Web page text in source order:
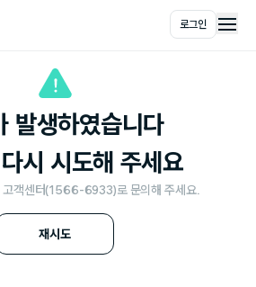
로그인 메인
발생하였습니다
시 시도해 주세요
고객센터(1566-6933)로 문의해 주세요.
재시도